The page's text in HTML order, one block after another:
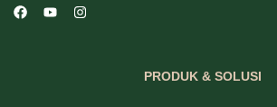
PRODUK & SOLUSI